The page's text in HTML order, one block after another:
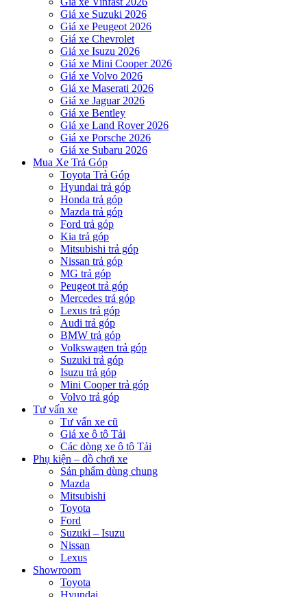
Giá xe Suzuki 2026
Giá xe Peugeot 2026
Giá xe Chevrolet
Giá xe Isuzu 2026
Giá xe Mini Cooper 2026
Giá xe Volvo 2026
Giá xe Maserati 2026
Giá xe Jaguar 2026
Giá xe Bentley
Giá xe Land Rover 2026
Giá xe Porsche 2026
Giá xe Subaru 2026
Mua Xe Trả Góp
Toyota Trả Góp
Hyundai trả góp
Honda trả góp
Mazda trả góp
Ford trả góp
Kia trả góp
Mitsubishi trả góp
Nissan trả góp
MG trả góp
Peugeot trả góp
Mercedes trả góp
Lexus trả góp
Audi trả góp
BMW trả góp
Volkswagen trả góp
Suzuki trả góp
Isuzu trả góp
Mini Cooper trả góp
Volvo trả góp
Tư vấn xe
Tư vấn xe cũ
Giá xe ô tô Tải
Các dòng xe ô tô Tải
Phụ kiện – đồ chơi xe
Sản phẩm dùng chung
Mazda
Mitsubishi
Toyota
Ford
Suzuki – Isuzu
Nissan
Lexus
Showroom
Toyota
Hyundai